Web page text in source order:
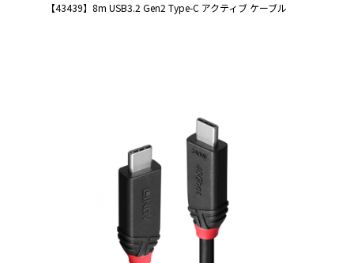
【43439】8m USB3.2 Gen2 Type-C アクティブ ケーブル